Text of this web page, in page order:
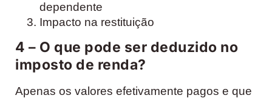
dependente
Impacto na restituição
4 – O que pode ser deduzido no
imposto de renda?
Apenas os valores efetivamente pagos e que